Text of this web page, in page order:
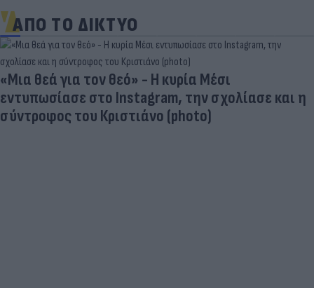
ΑΠΟ ΤΟ ΔΙΚΤΥΟ
«Μια θεά για τον θεό» - Η κυρία Μέσι
εντυπωσίασε στο Instagram, την σχολίασε και η
σύντροφος του Κριστιάνο (photo)